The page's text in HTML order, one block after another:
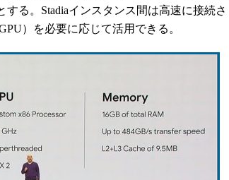
る。Stadiaインスタンス間は高速に接続さ
）を必要に応じて活用できる。